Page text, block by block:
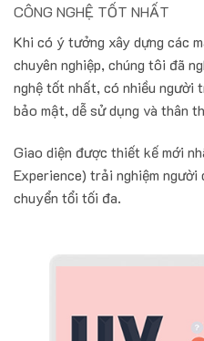
CÔNG NGHỆ TỐT NHẤT
Khi có ý tưởng xây dựng các
chuyên nghiệp, chúng tôi đã
nghệ tốt nhất, có nhiều người
bảo mật, dễ sử dụng và thân
Giao diện được thiết kế mới
Experience) trải nghiệm
chuyển tổi tối đa.